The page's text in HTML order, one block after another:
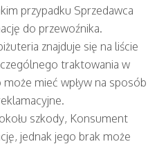
przypadku Sprzedawca
do przewoźnika.
znajduje się na liście
traktowania w
mieć wpływ na sposób
szkody, Konsument
jednak jego brak może